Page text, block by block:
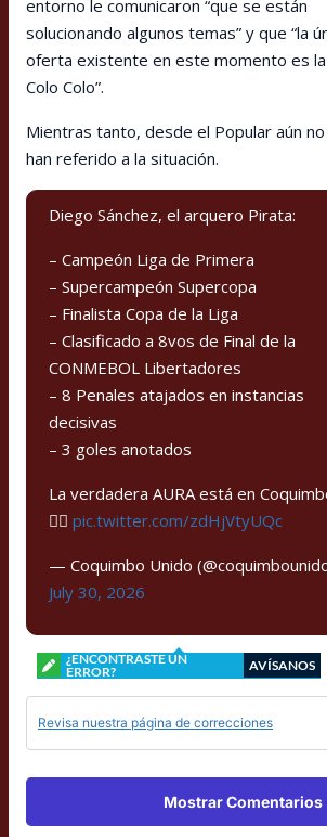
entorno le comunicaron “que se están
solucionando algunos temas” y que “la
oferta existente en este momento es
Colo Colo”.
Mientras tanto, desde el Popular aún
han referido a la situación.
Diego Sánchez, el arquero Pirata:
– Campeón Liga de Primera
– Supercampeón Supercopa
– Finalista Copa de la Liga
– Clasificado a 8vos de Final de la
CONMEBOL Libertadores
– 8 Penales atajados en instancias
decisivas
– 3 goles anotados
La verdadera AURA está en
🏴‍☠️ pic.twitter.com/zdHjVtyUQc
— Coquimbo Unido
July 30, 2026
¿ENCONTRASTE UN
ERROR?
AVÍSANOS
Revisa nuestra página de correcciones
Mostrar Comentarios